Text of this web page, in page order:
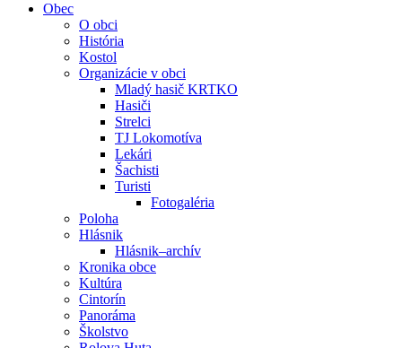
Obec
O obci
História
Kostol
Organizácie v obci
Mladý hasič KRTKO
Hasiči
Strelci
TJ Lokomotíva
Lekári
Šachisti
Turisti
Fotogaléria
Poloha
Hlásnik
Hlásnik–archív
Kronika obce
Kultúra
Cintorín
Panoráma
Školstvo